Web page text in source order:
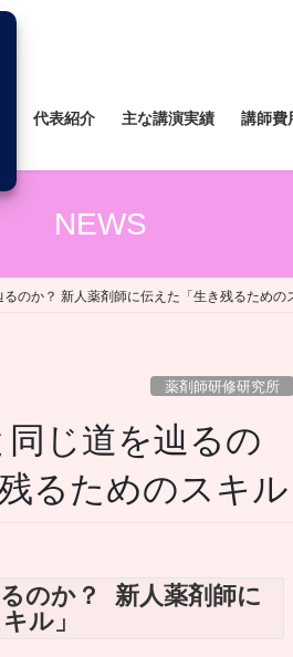
代表紹介 主な講演実績 講師費
NEWS
のか？ 新人薬剤師に伝えた「生き残るための
薬剤師研修研究所
じ道を辿るの
るためのスキル
のか？ 新人薬剤師に
ル」